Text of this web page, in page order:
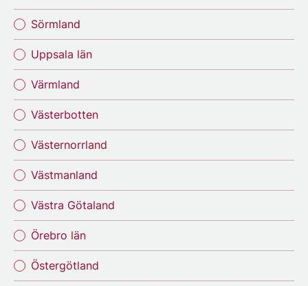
Sörmland
Uppsala län
Värmland
Västerbotten
Västernorrland
Västmanland
Västra Götaland
Örebro län
Östergötland